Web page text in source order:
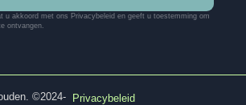
u akkoord met ons Privacybeleid en geeft u toestemming om
ontvangen.
©2024-
Privacybeleid